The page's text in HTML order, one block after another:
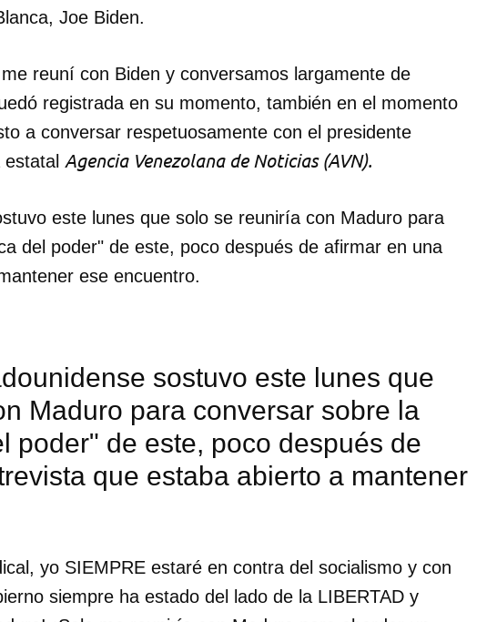
Joe Biden.
reuní con Biden y conversamos largamente de
registrada en su momento, también en el momento
a conversar respetuosamente con el presidente
Agencia Venezolana de Noticias (AVN).
este lunes que solo se reuniría con Maduro para
del poder" de este, poco después de afirmar en una
ese encuentro.
sostuvo este lunes que
Maduro para conversar sobre la
poder" de este, poco después de
que estaba abierto a mantener
yo SIEMPRE estaré en contra del socialismo y con
siempre ha estado del lado de la LIBERTAD y